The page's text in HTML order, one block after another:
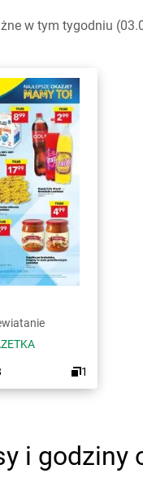
w tym tygodniu
1
i godziny